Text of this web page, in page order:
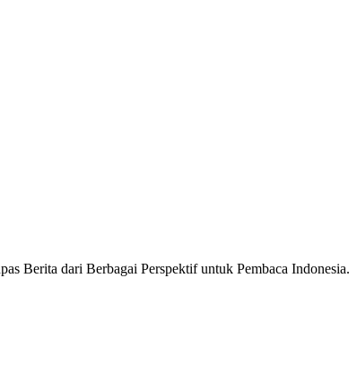
Berita dari Berbagai Perspektif untuk Pembaca Indonesia.